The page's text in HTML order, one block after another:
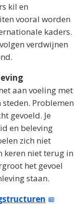
kil en
vooral worden
kaders.
verdwijnen
aan voeling met
Problemen
gevoeld. Je
en beleving
zich niet
keren niet terug in
het gevoel
staan.